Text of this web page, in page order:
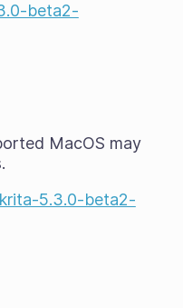
beta2-
MacOS may
krita-5.3.0-beta2-